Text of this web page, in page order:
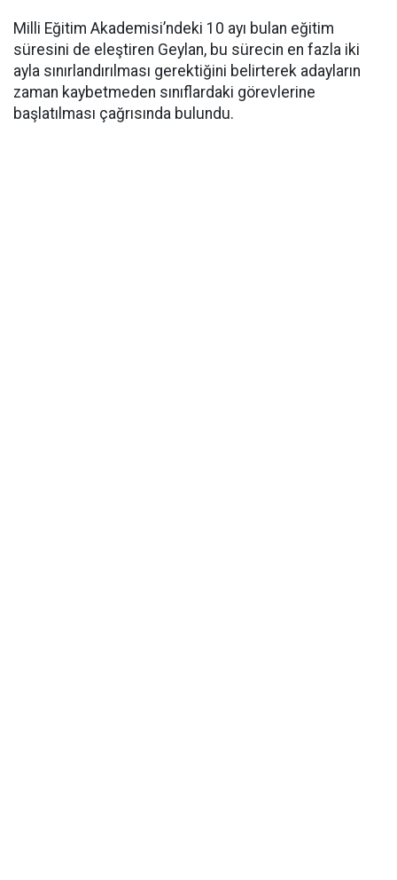
Milli Eğitim Akademisi’ndeki 10 ayı bulan eğitim
süresini de eleştiren Geylan, bu sürecin en fazla iki
ayla sınırlandırılması gerektiğini belirterek adayların
zaman kaybetmeden sınıflardaki görevlerine
başlatılması çağrısında bulundu.